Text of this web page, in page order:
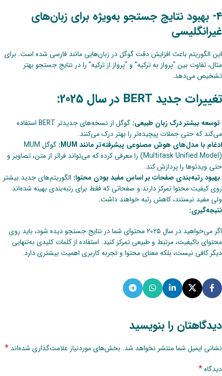
۴- بهبود نتایج جستجو به‌ویژه برای زبان‌های
غیرانگلیسی
این الگوریتم باعث افزایش دقت گوگل در زبان‌هایی مانند فارسی شده است. برای
مثال، تفاوت بین “پرواز به ترکیه” و “پرواز از ترکیه” را در نتایج جستجو بهتر
تشخیص می‌دهد.
تغییرات جدید BERT در سال 2025:
توسعه بیشتر درک زبان طبیعی:
گوگل از نسخه‌های جدیدتر BERT استفاده
می‌کند که حتی جملات پیچیده‌تر را بهتر درک می‌کنند.
ادغام با مدل‌های هوش مصنوعی پیشرفته‌تر مانند MUM:
گوگل MUM
(Multitask Unified Model) را معرفی کرده که می‌تواند فراتر از متن، تصاویر و
حتی ویدئوها را پردازش کند.
بهبود رتبه‌بندی صفحات بر اساس مفید بودن محتوا: الگوریتم‌های جدید بیشتر
روی کیفیت محتوا تمرکز دارند و صفحاتی که فقط برای رتبه‌بندی بهینه شده‌اند
ولی مفید نیستند، کاهش رتبه خواهند داشت.
نتیجه‌گیری:
اگر می‌خواهید در سال ۲۰۲۵ محتوای شما در نتایج جستجو دیده شود، باید روی
محتوای باکیفیت، مرتبط و طبیعی تمرکز کنید. استفاده از کلمات کلیدی به‌تنهایی
دیگر کافی نیست، بلکه معنای محتوا و تجربه کاربری اهمیت بیشتری دارد.
دیدگاهتان را بنویسید
نشانی ایمیل شما منتشر نخواهد شد. بخش‌های موردنیاز علامت‌گذاری شده‌اند *
دیدگاه*